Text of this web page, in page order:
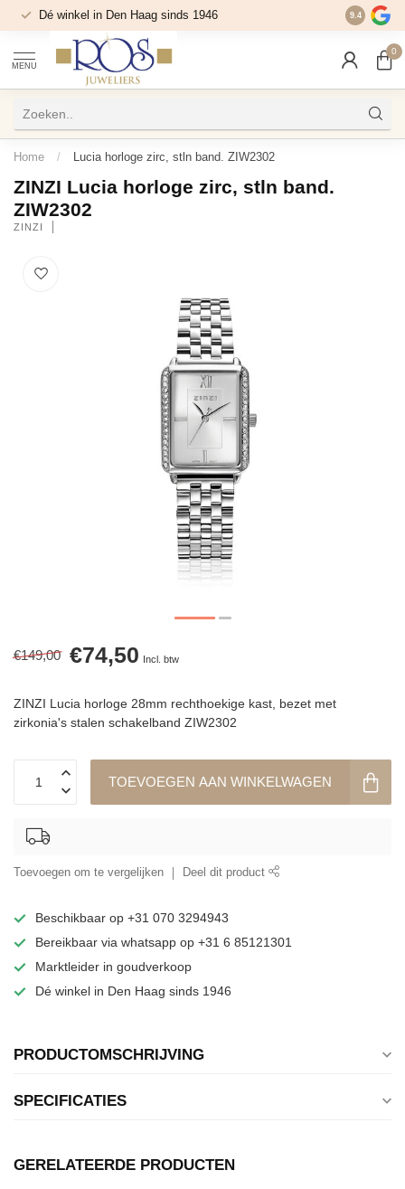
Dé winkel in Den Haag sinds 1946 9.4
MENU
0
Home / Lucia horloge zirc, stln band. ZIW2302
ZINZI Lucia horloge zirc, stln band.
ZIW2302
ZINZI
€149,00 €74,50 Incl. btw
ZINZI Lucia horloge 28mm rechthoekige kast, bezet met
zirkonia's stalen schakelband ZIW2302
TOEVOEGEN AAN WINKELWAGEN
Toevoegen om te vergelijken Deel dit product
Beschikbaar op +31 070 3294943
Bereikbaar via whatsapp op +31 6 85121301
Marktleider in goudverkoop
Dé winkel in Den Haag sinds 1946
PRODUCTOMSCHRIJVING
SPECIFICATIES
GERELATEERDE PRODUCTEN